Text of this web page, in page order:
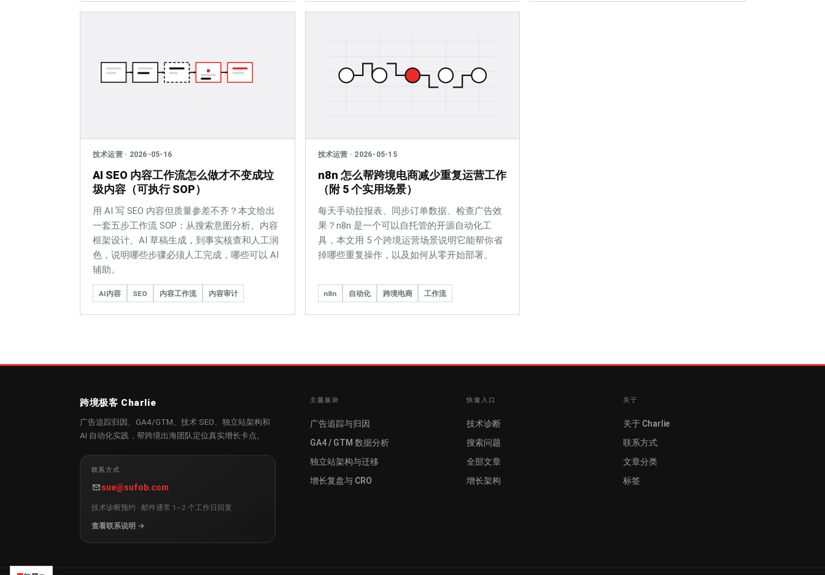
技术运营· 2026-05-16
AI SEO 内容工作流怎么做才不变成垃
圾内容（可执行 SOP）
用 AI 写 SEO 内容但质量参差不齐？本文给出
一套五步工作流 SOP：从搜索意图分析、内容
框架设计、AI 草稿生成，到事实核查和人工润
色，说明哪些步骤必须人工完成，哪些可以 AI
辅助。
AI内容 SEO 内容工作流 内容审计
技术运营 · 2026-05-15
n8n 怎么帮跨境电商减少重复运营工作
（附 5 个实用场景）
每天手动拉报表、同步订单数据、检查广告效
果？n8n 是一个可以自托管的开源自动化工
具，本文用 5 个跨境运营场景说明它能帮你省
掉哪些重复操作，以及如何从零开始部署。
n8n 自动化 跨境电商 工作流
跨境极客 Charlie
广告追踪归因、GA4/GTM、技术 SEO、独立站架构和
AI 自动化实践，帮跨境出海团队定位真实增长卡点。
联系方式
sue@sufob.com
技术诊断预约 · 邮件通常 1–2 个工作日回复
查看联系说明 →
主题板块
广告追踪与归因
GA4 / GTM 数据分析
独立站架构与迁移
增长复盘与 CRO
快速入口
技术诊断
搜索问题
全部文章
增长架构
关于
关于 Charlie
联系方式
文章分类
标签